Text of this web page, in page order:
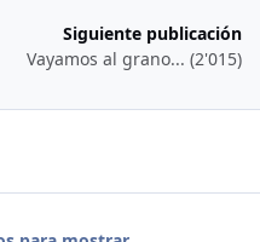
Siguiente publicación
Vayamos al grano... (2'015)